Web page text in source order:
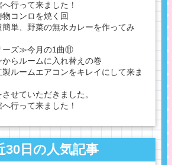
行って来ました！
コンロを焼く回
単、野菜の無水カレーを作ってみ
ーズ≫今月の1曲⑪
らルームに入れ替えの巻
製ルームエアコンをキレイにして来ま
せていただきました。
行って来ました！
30日の人気記事